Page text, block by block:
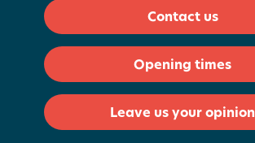
Contact us
Opening times
Leave us your opinion